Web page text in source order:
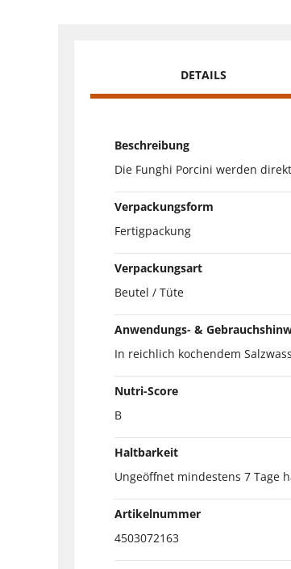
DETAILS
Beschreibung
Die Funghi Porcini werden
Verpackungsform
Fertigpackung
Verpackungsart
Beutel / Tüte
Anwendungs- &
In reichlich kochendem
Nutri-Score
B
Haltbarkeit
Ungeöffnet mindestens 7 Tage
Artikelnummer
4503072163